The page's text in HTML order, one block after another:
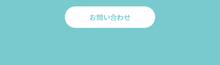
お問い合わせ
Click